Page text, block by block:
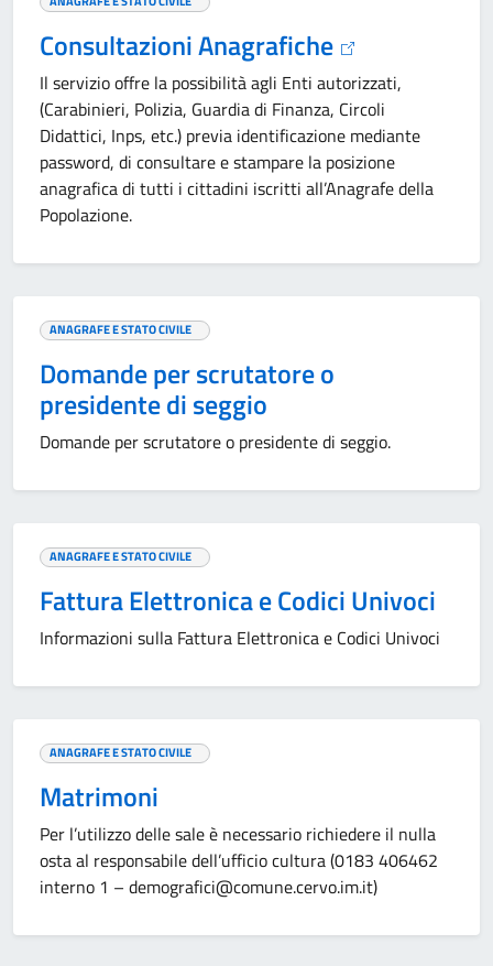
Consultazioni Anagrafiche
Il servizio offre la possibilità agli Enti autorizzati,
(Carabinieri, Polizia, Guardia di Finanza, Circoli
Didattici, Inps, etc.) previa identificazione mediante
password, di consultare e stampare la posizione
anagrafica di tutti i cittadini iscritti all’Anagrafe della
Popolazione.
ANAGRAFE E STATO CIVILE
Domande per scrutatore o
presidente di seggio
Domande per scrutatore o presidente di seggio.
ANAGRAFE E STATO CIVILE
Fattura Elettronica e Codici Univoci
Informazioni sulla Fattura Elettronica e Codici Univoci
ANAGRAFE E STATO CIVILE
Matrimoni
Per l’utilizzo delle sale è necessario richiedere il nulla
osta al responsabile dell’ufficio cultura (0183 406462
interno 1 – demografici@comune.cervo.im.it)